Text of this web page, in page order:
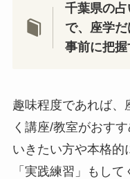
千葉県の占
で、座学
事前に把握
趣味程度であれば、
く講座/教室がおす
いきたい方や本格的
「実践練習」もし